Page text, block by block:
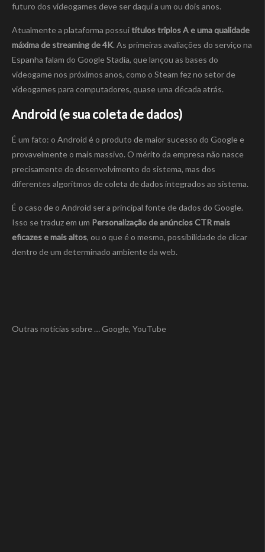
futuro dos videogames deve ser daqui a um ou dois anos.
Atualmente a plataforma possuitítulos triplos A e uma qualidade
máxima de streaming de 4K. As primeiras avaliações do serviço na
Espanha falam do Google Stadia, que lançou as bases do
videogame nos próximos anos, como o Steam fez no setor de
videogames para computadores, quase uma década atrás.
Android (e sua coleta de dados)
É um fato: o Android é o produto de maior sucesso do Google e
provavelmente o mais massivo. O mérito da empresa não nasce
precisamente do desenvolvimento do sistema, mas dos
diferentes algoritmos de coleta de dados integrados ao sistema.
É o caso de o Android ser a principal fonte de dados do Google.
Isso se traduz em um Personalização de anúncios CTR mais
eficazes e mais altos, ou o que é o mesmo, possibilidade de clicar
dentro de um determinado ambiente da web.
Outras notícias sobre … Google, YouTube